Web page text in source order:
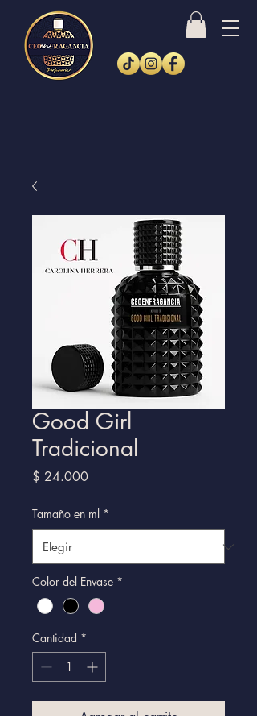
Good Girl
Tradicional
$ 24.000Precio
Tamaño en ml *
Color del Envase *
Cantidad *
Agregar al carrito